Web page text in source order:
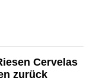
Cervelas
zurück